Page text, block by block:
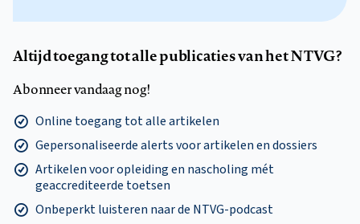
Altijd toegang tot alle publicaties van het NTVG?
Abonneer vandaag nog!
Online toegang tot alle artikelen
Gepersonaliseerde alerts voor artikelen en dossiers
Artikelen voor opleiding en nascholing mét
geaccrediteerde toetsen
Onbeperkt luisteren naar de NTVG-podcast